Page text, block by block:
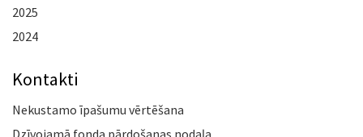
2025
2024
Kontakti
Nekustamo īpašumu vērtēšana